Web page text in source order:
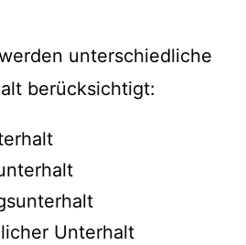
unterschiedliche
berücksichtigt:
Unterhalt